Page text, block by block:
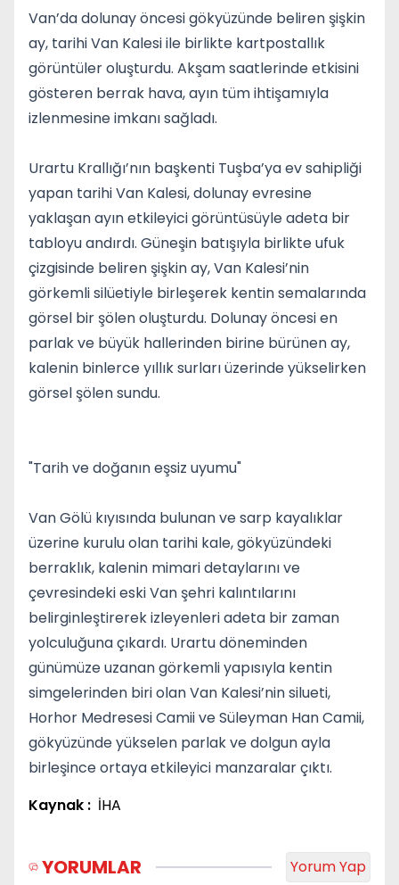
Van’da dolunay öncesi gökyüzünde beliren şişkin
ay, tarihi Van Kalesi ile birlikte kartpostallık
görüntüler oluşturdu. Akşam saatlerinde etkisini
gösteren berrak hava, ayın tüm ihtişamıyla
izlenmesine imkanı sağladı.
Urartu Krallığı’nın başkenti Tuşba’ya ev sahipliği
yapan tarihi Van Kalesi, dolunay evresine
yaklaşan ayın etkileyici görüntüsüyle adeta bir
tabloyu andırdı. Güneşin batışıyla birlikte ufuk
çizgisinde beliren şişkin ay, Van Kalesi’nin
görkemli silüetiyle birleşerek kentin semalarında
görsel bir şölen oluşturdu. Dolunay öncesi en
parlak ve büyük hallerinden birine bürünen ay,
kalenin binlerce yıllık surları üzerinde yükselirken
görsel şölen sundu.
"Tarih ve doğanın eşsiz uyumu"
Van Gölü kıyısında bulunan ve sarp kayalıklar
üzerine kurulu olan tarihi kale, gökyüzündeki
berraklık, kalenin mimari detaylarını ve
çevresindeki eski Van şehri kalıntılarını
belirginleştirerek izleyenleri adeta bir zaman
yolculuğuna çıkardı. Urartu döneminden
günümüze uzanan görkemli yapısıyla kentin
simgelerinden biri olan Van Kalesi’nin silueti,
Horhor Medresesi Camii ve Süleyman Han Camii,
gökyüzünde yükselen parlak ve dolgun ayla
birleşince ortaya etkileyici manzaralar çıktı.
Kaynak : İHA
YORUMLAR Yorum Yap